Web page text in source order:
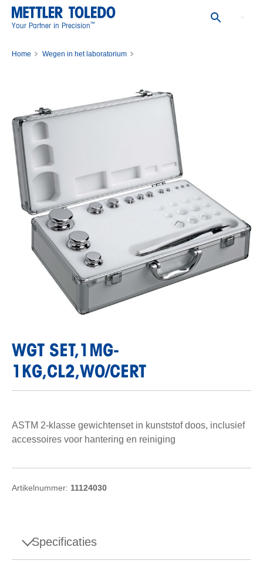
Your Partner in Precision™
Home
Wegen in het laboratorium
WGT SET,1MG-
1KG,CL2,WO/CERT
ASTM 2-klasse gewichtenset in kunststof doos, inclusief
accessoires voor hantering en reiniging
Artikelnummer: 11124030
Specificaties